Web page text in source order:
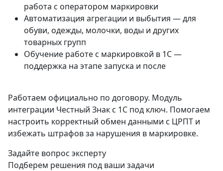
работа с оператором маркировки
Автоматизация агрегации и выбытия — для
обуви, одежды, молочки, воды и других
товарных групп
Обучение работе с маркировкой в 1С —
поддержка на этапе запуска и после
Работаем официально по договору. Модуль
интеграции Честный Знак с 1С под ключ. Помогаем
настроить корректный обмен данными с ЦРПТ и
избежать штрафов за нарушения в маркировке.
Задайте вопрос эксперту
Подберем решения под ваши задачи